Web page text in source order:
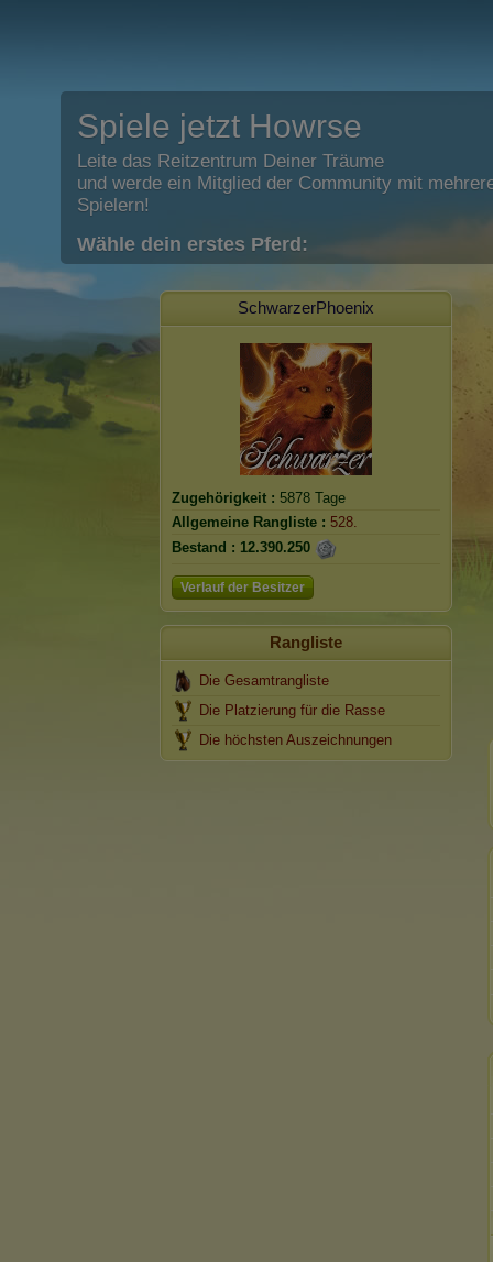
Spiele jetzt Howrse
Leite das Reitzentrum Deiner Träume
und werde ein Mitglied der Community mit
Spielern!
Wähle dein erstes Pferd:
SchwarzerPhoenix
Zugehörigkeit : 5878 Tage
Allgemeine Rangliste : 528.
Bestand : 12.390.250
Verlauf der Besitzer
Rangliste
Die Gesamtrangliste
Die Platzierung für die Rasse
Die höchsten Auszeichnungen